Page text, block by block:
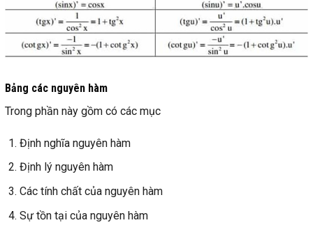
Bảng các nguyên hàm
Trong phần này gồm có các mục
Định nghĩa nguyên hàm
Định lý nguyên hàm
Các tính chất của nguyên hàm
Sự tồn tại của nguyên hàm